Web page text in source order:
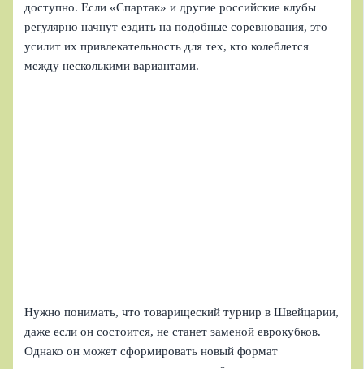
доступно. Если «Спартак» и другие российские клубы
регулярно начнут ездить на подобные соревнования, это
усилит их привлекательность для тех, кто колеблется
между несколькими вариантами.
Нужно понимать, что товарищеский турнир в Швейцарии,
даже если он состоится, не станет заменой еврокубков.
Однако он может сформировать новый формат